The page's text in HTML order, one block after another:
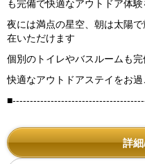
夜には満点の星空、朝は太陽
在いただけます
個別のトイレやバスルームも
快適なアウトドアステイをお
詳